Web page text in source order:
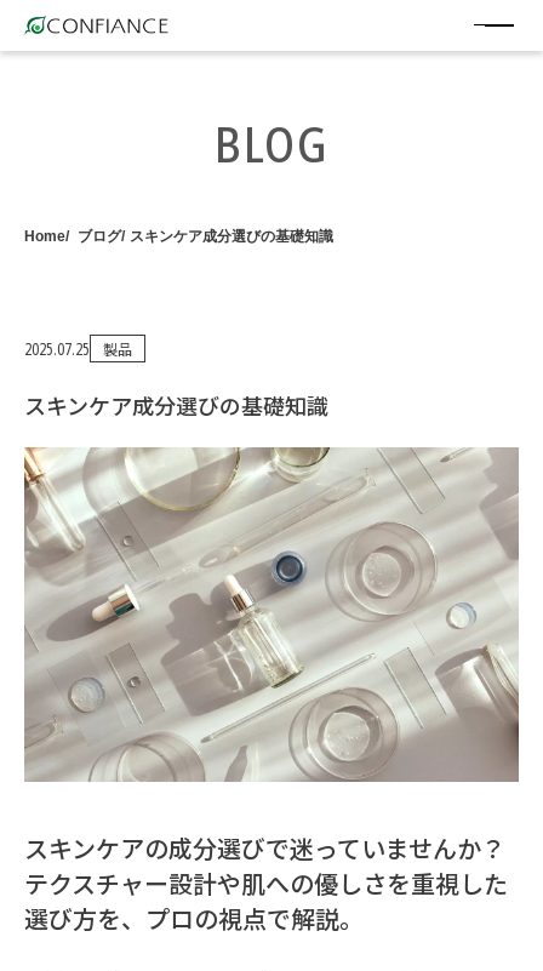
BLOG
Home ブログ スキンケア成分選びの基礎知識
2025.07.25 製品
スキンケア成分選びの基礎知識
スキンケアの成分選びで迷っていませんか？
テクスチャー設計や肌への優しさを重視した
選び方を、プロの視点で解説。